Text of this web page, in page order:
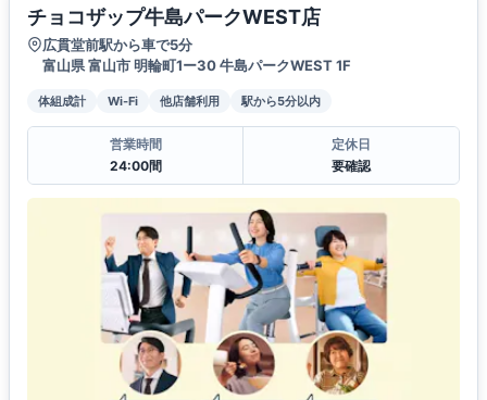
チョコザップ牛島パークWEST店
広貫堂前駅から車で5分
富山県 富山市 明輪町1ー30 牛島パークWEST 1F
体組成計 Wi-Fi 他店舗利用 駅から5分以内
営業時間
24:00間
定休日
要確認